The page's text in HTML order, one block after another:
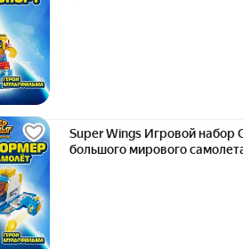
Super Wings Игровой
большого мирового